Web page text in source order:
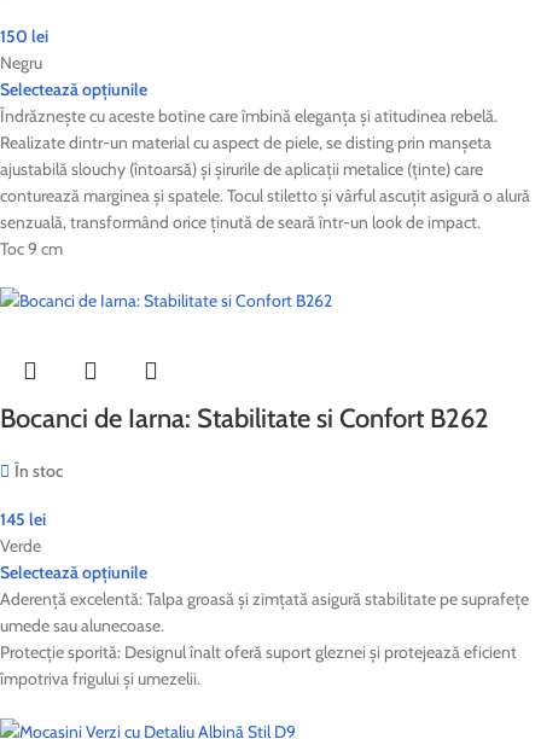
150 lei
Negru
Selectează opțiunile
Îndrăznește cu aceste botine care îmbină eleganța și atitudinea rebelă.
Realizate dintr-un material cu aspect de piele, se disting prin manșeta
ajustabilă slouchy (întoarsă) și șirurile de aplicații metalice (ținte) care
conturează marginea și spatele. Tocul stiletto și vârful ascuțit asigură o alură
senzuală, transformând orice ținută de seară într-un look de impact.
Toc 9 cm
Bocanci de Iarna: Stabilitate si Confort B262
În stoc
145 lei
Verde
Selectează opțiunile
Aderență excelentă: Talpa groasă și zimțată asigură stabilitate pe suprafețe
umede sau alunecoase.
Protecție sporită: Designul înalt oferă suport gleznei și protejează eficient
împotriva frigului și umezelii.